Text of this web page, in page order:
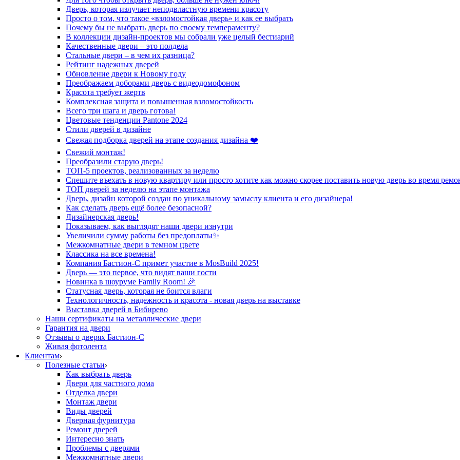
Дверь, которая излучает неподвластную времени красоту
Просто о том, что такое «взломостойкая дверь» и как ее выбрать
Почему бы не выбрать дверь по своему темпераменту?
В коллекции дизайн-проектов мы собрали уже целый бестиарий
Качественные двери – это полдела
Стальные двери – в чем их разница?
Рейтинг надежных дверей
Обновление двери к Новому году
Преображаем доборами дверь с видеодомофоном
Красота требует жертв
Комплексная защита и повышенная взломостойкость
Всего три шага и дверь готова!
Цветовые тенденции Pantone 2024
Стили дверей в дизайне
Свежая подборка дверей на этапе создания дизайна ❤️
Свежий монтаж!
Преобразили старую дверь!
ТОП-5 проектов, реализованных за неделю
Спешите въехать в новую квартиру или просто хотите как можно скорее поставить новую дверь во время
ТОП дверей за неделю на этапе монтажа
Дверь, дизайн которой создан по уникальному замыслу клиента и его дизайнера!
Как сделать дверь ещё более безопасной?
Дизайнерская дверь!
Показываем, как выглядят наши двери изнутри
Увеличили сумму работы без предоплаты✨
Межкомнатные двери в темном цвете
Классика на все времена!
Компания Бастион-С примет участие в MosBuild 2025!
Дверь — это первое, что видят ваши гости
Новинка в шоуруме Family Room! 🎉
Статусная дверь, которая не боится влаги
Технологичность, надежность и красота - новая дверь на выставке
Выставка дверей в Бибирево
Наши сертификаты на металлические двери
Гарантия на двери
Отзывы о дверях Бастион-С
Живая фотолента
Клиентам
Полезные статьи
Как выбрать дверь
Двери для частного дома
Отделка двери
Монтаж двери
Виды дверей
Дверная фурнитура
Ремонт дверей
Интересно знать
Проблемы с дверями
Межкомнатные двери